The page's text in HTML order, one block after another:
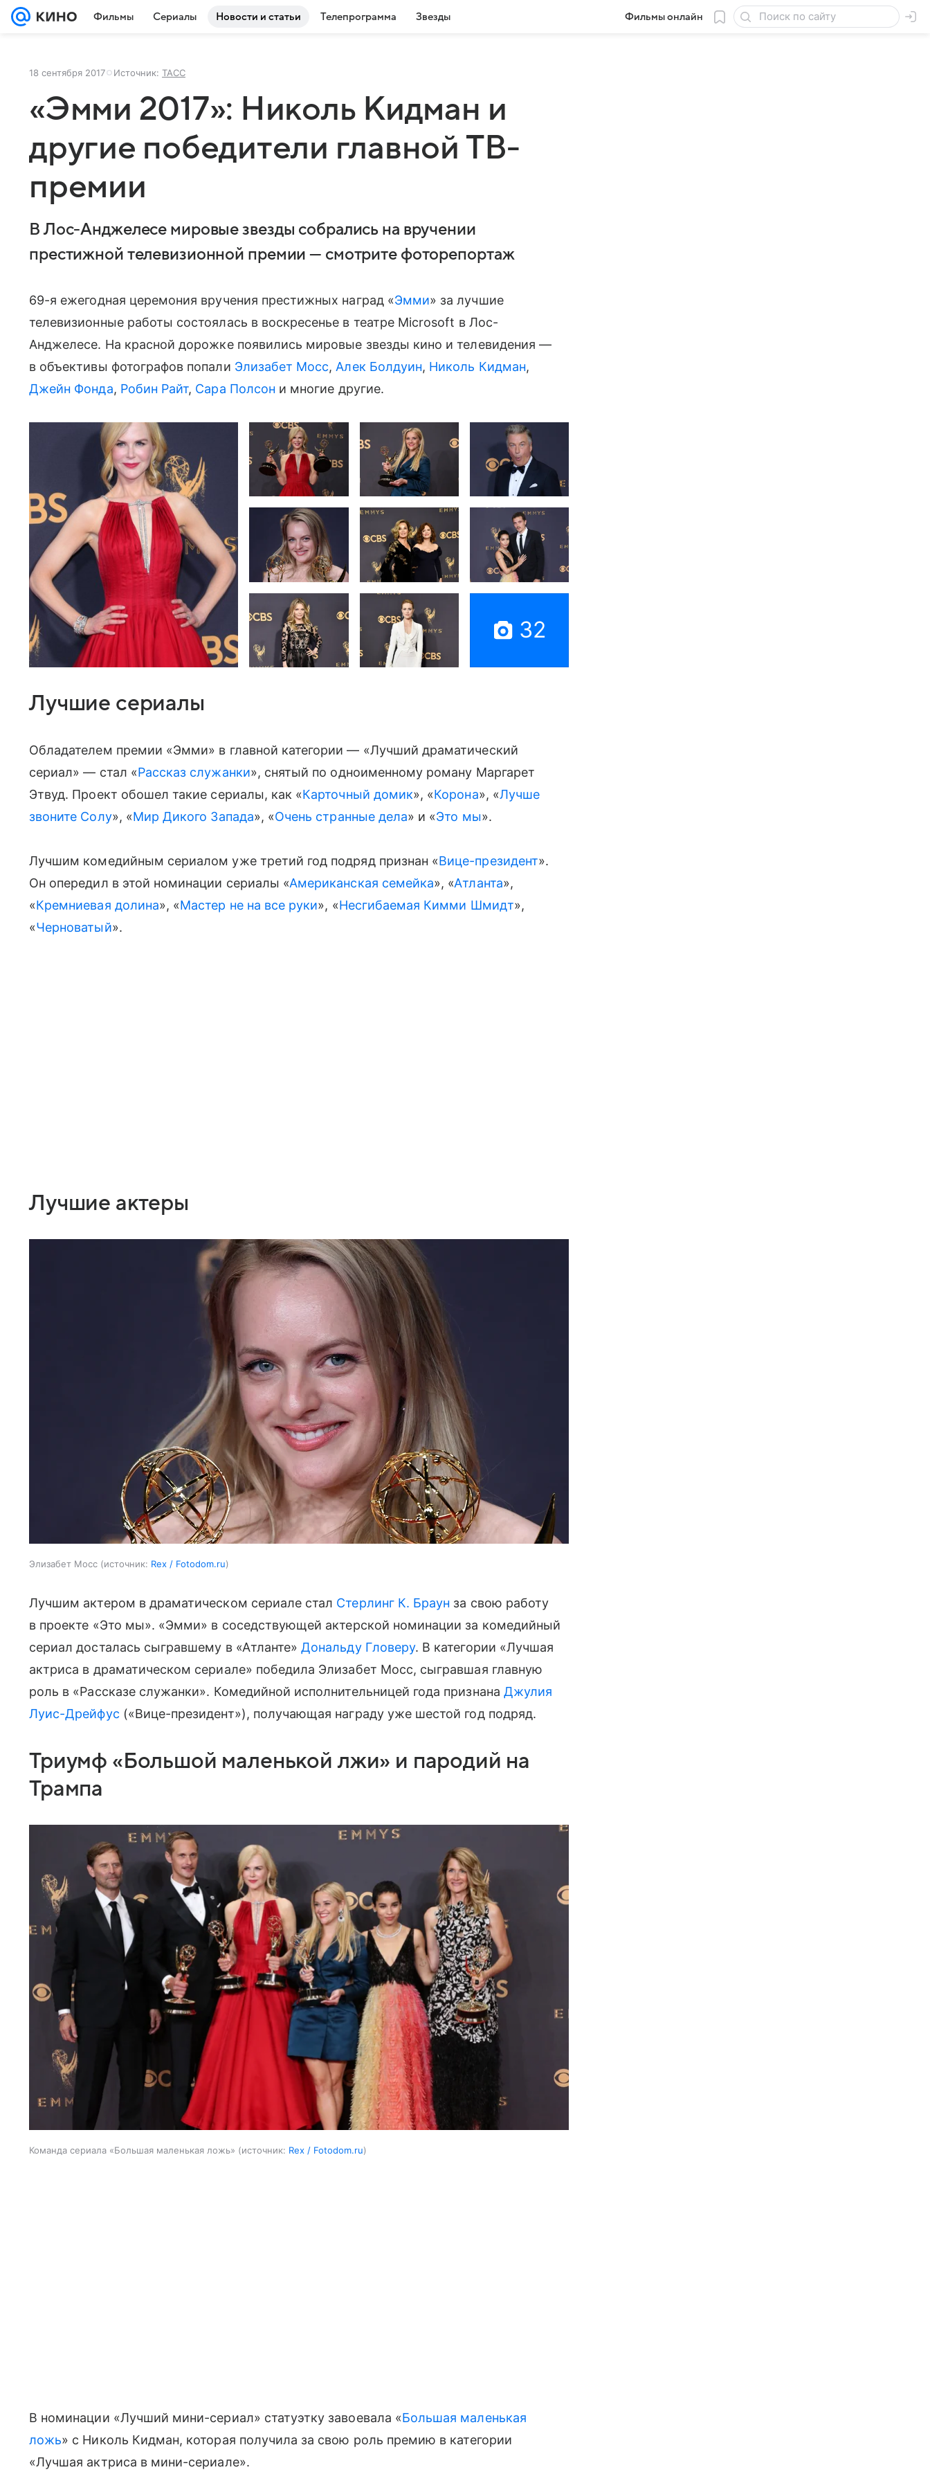
Фильмы Сериалы Новости и статьи Телепрограмма Звезды Фильмы онлайн
18 сентября 2017 Источник: ТАСС
«Эмми 2017»: Николь Кидман и
другие победители главной ТВ-
премии
В Лос-Анджелесе мировые звезды собрались на вручении
престижной телевизионной премии — смотрите фоторепортаж
69-я ежегодная церемония вручения престижных наград «Эмми» за лучшие
телевизионные работы состоялась в воскресенье в театре Microsoft в Лос-
Анджелесе. На красной дорожке появились мировые звезды кино и телевидения —
в объективы фотографов попали Элизабет Мосс, Алек Болдуин, Николь Кидман,
Джейн Фонда, Робин Райт, Сара Полсон и многие другие.
32
Лучшие сериалы
Обладателем премии «Эмми» в главной категории — «Лучший драматический
сериал» — стал «Рассказ служанки», снятый по одноименному роману Маргарет
Этвуд. Проект обошел такие сериалы, как «Карточный домик», «Корона», «Лучше
звоните Солу», «Мир Дикого Запада», «Очень странные дела» и «Это мы».
Лучшим комедийным сериалом уже третий год подряд признан «Вице-президент».
Он опередил в этой номинации сериалы «Американская семейка», «Атланта»,
«Кремниевая долина», «Мастер не на все руки», «Несгибаемая Кимми Шмидт»,
«Черноватый».
Лучшие актеры
Элизабет Мосс источник: Rex / Fotodom.ru
Лучшим актером в драматическом сериале стал Стерлинг К. Браун за свою работу
в проекте «Это мы». «Эмми» в соседствующей актерской номинации за комедийный
сериал досталась сыгравшему в «Атланте»Дональду Гловеру. В категории «Лучшая
актриса в драматическом сериале» победила Элизабет Мосс, сыгравшая главную
роль в «Рассказе служанки». Комедийной исполнительницей года признана Джулия
Луис-Дрейфус («Вице-президент»), получающая награду уже шестой год подряд.
Триумф «Большой маленькой лжи» и пародий на
Трампа
Команда сериала «Большая маленькая ложь» источник: Rex / Fotodom.ru
В номинации «Лучший мини-сериал» статуэтку завоевала «Большая маленькая
ложь» с Николь Кидман, которая получила за свою роль премию в категории
«Лучшая актриса в мини-сериале».